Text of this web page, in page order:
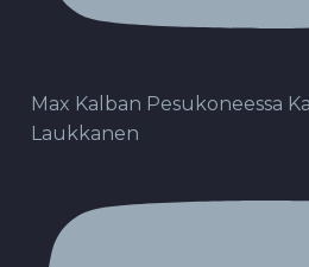
Max Kalban Pesukoneessa
Laukkanen